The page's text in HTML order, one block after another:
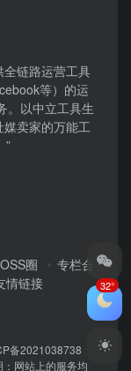
链路运营工具
等）​的运
。以中立工具生
卖家的万能工
”
圈
专栏合
情链接
备2021038738
：网站上的服务均
32°